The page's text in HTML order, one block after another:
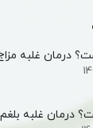
درمان غلبه
درمان غلبه